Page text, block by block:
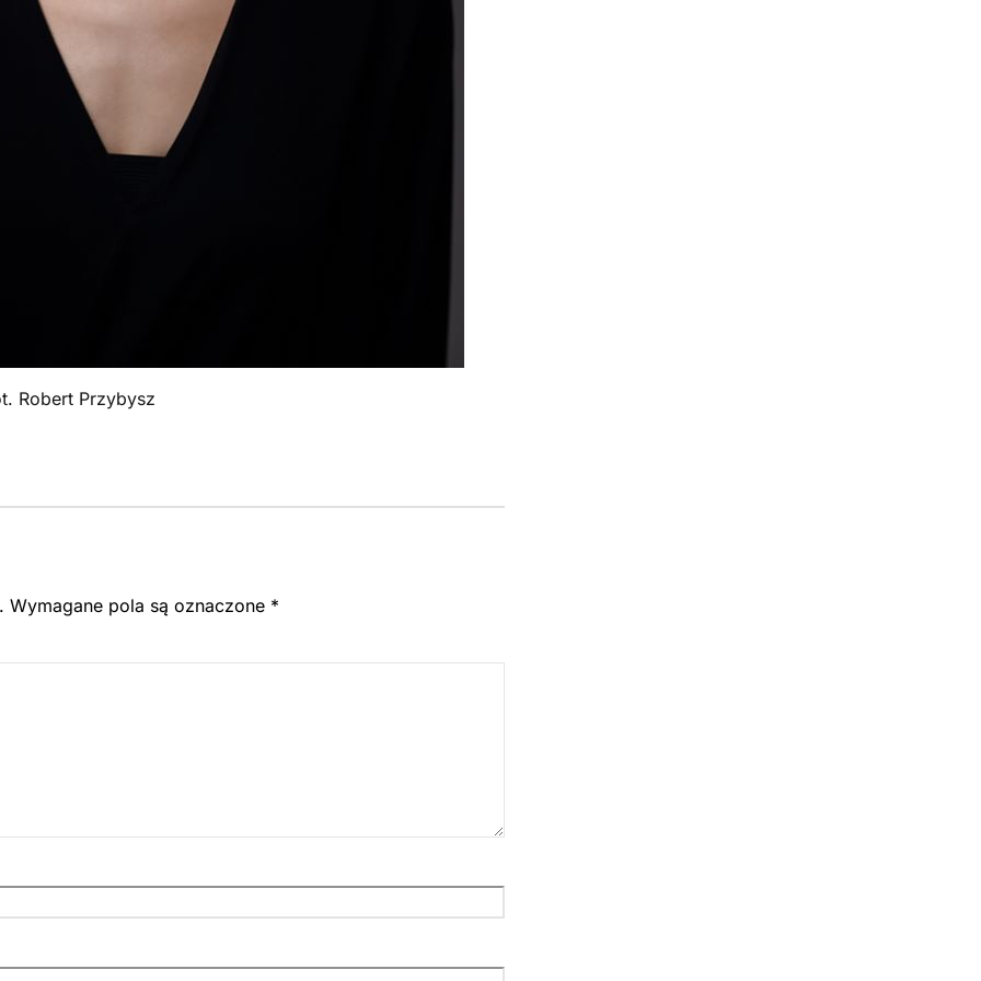
Robert Przybysz
Wymagane pola są oznaczone *